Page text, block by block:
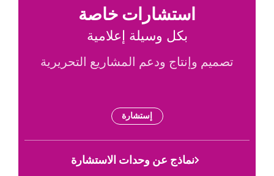
استشارات خاصة
بكل وسيلة إعلامية
Description
تصميم وإنتاج ودعم المشاريع التحريرية
إستشارة
نماذج عن وحدات الاستشارة